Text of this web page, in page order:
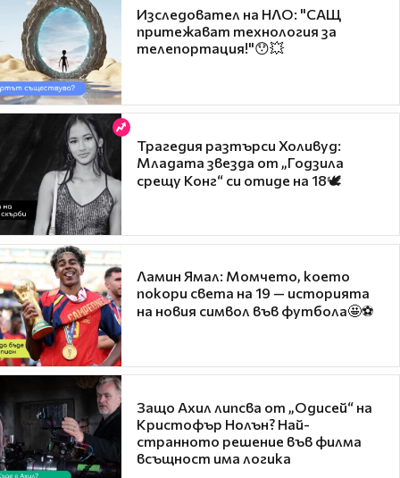
Изследовател на НЛО: "САЩ
притежават технология за
телепортация!"😯💥
Трагедия разтърси Холивуд:
Младата звезда от „Годзила
срещу Конг“ си отиде на 18🕊️
Ламин Ямал: Момчето, което
покори света на 19 — историята
на новия символ във футбола🤩⚽
Защо Ахил липсва от „Одисей“ на
Кристофър Нолън? Най-
странното решение във филма
всъщност има логика